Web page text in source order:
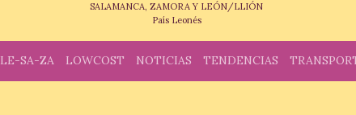
SALAMANCA, ZAMORA Y LEÓN/LLIÓN
País Leonés
LE-SA-ZA LOWCOST NOTICIAS TENDENCIAS